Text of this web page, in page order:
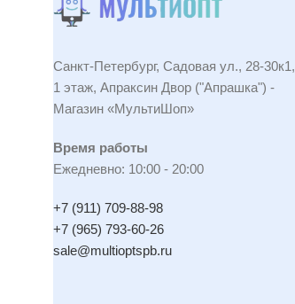
Санкт-Петербург, Садовая ул., 28-30к1,
1 этаж, Апраксин Двор ("Апрашка") -
Магазин «МультиШоп»
Время работы
Ежедневно: 10:00 - 20:00
+7 (911) 709-88-98
+7 (965) 793-60-26
sale@multioptspb.ru